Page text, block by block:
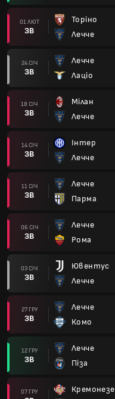
01 ЛЮТ
ЗВ
Торіно
Лечче
24 СІЧ
ЗВ
Лечче
Лаціо
18 СІЧ
ЗВ
Мілан
Лечче
14 СІЧ
ЗВ
Інтер
Лечче
11 СІЧ
ЗВ
Лечче
Парма
06 СІЧ
ЗВ
Лечче
Рома
03 СІЧ
ЗВ
Ювентус
Лечче
27 ГРУ
ЗВ
Лечче
Комо
12 ГРУ
ЗВ
Лечче
Піза
07 ГРУ
Кремонезе